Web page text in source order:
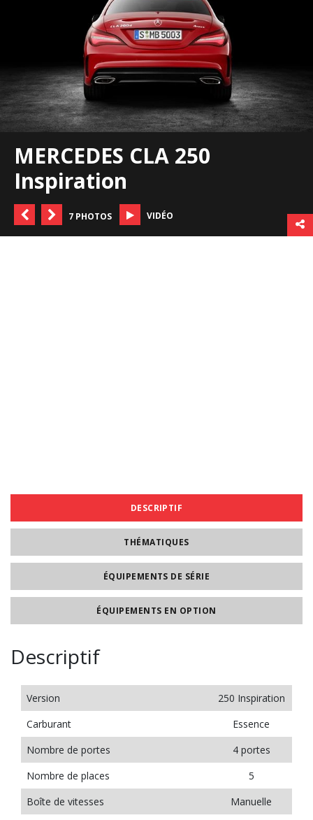
MERCEDES CLA 250
Inspiration
7 PHOTOS VIDÉO
DESCRIPTIF
THÉMATIQUES
ÉQUIPEMENTS DE SÉRIE
ÉQUIPEMENTS EN OPTION
Descriptif
Version
250 Inspiration
Carburant
Essence
Nombre de portes
4 portes
Nombre de places
5
Boîte de vitesses
Manuelle